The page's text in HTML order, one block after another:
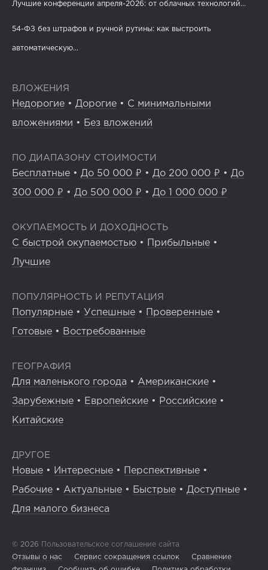
Лучшие конференции апреля-2026: от облачных технологий...
54-ФЗ без штрафов и ручной рутины: как выстроить
автоматическую...
ВЛОЖЕНИЯ
Недорогие • Дорогие • С минимальными
вложениями • Без вложений
ПО ДИАПАЗОНУ СТОИМОСТИ
Бесплатные • До 50 000 ₽ • До 200 000 ₽ • До
300 000 ₽ • До 500 000 ₽ • До 1 000 000 ₽
ОКУПАЕМОСТЬ И ДОХОДНОСТЬ
С быстрой окупаемостью • Прибыльные •
Лучшие
ПОПУЛЯРНОСТЬ И РЕПУТАЦИЯ
Популярные • Успешные • Проверенные •
Готовые • Востребованные
ГЕОГРАФИЯ
Для маленького города • Американские •
Зарубежные • Европейские • Российские •
Китайские
ДРУГОЕ
Новые • Интересные • Перспективные •
Рабочие • Актуальные • Быстрые • Доступные •
Для малого бизнеса
© 2026 Пользовательское соглашение сайта
Отзывы о нас
Сервис сокращения ссылок
Сравнение